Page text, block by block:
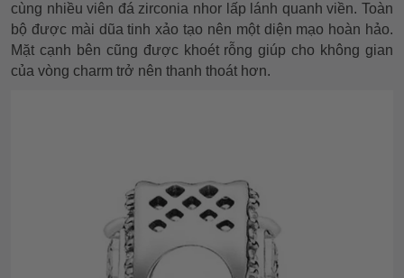
cùng nhiều viên đá zirconia nhor lấp lánh quanh viền. Toàn
bộ được mài dũa tinh xảo tạo nên một diện mạo hoàn hảo.
Mặt cạnh bên cũng được khoét rỗng giúp cho không gian
của vòng charm trở nên thanh thoát hơn.